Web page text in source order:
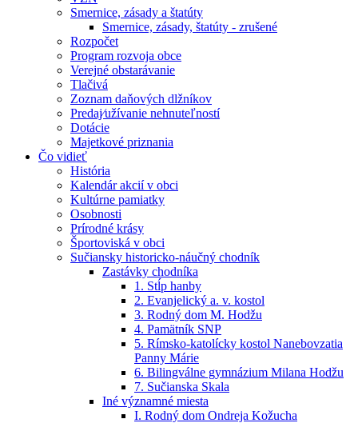
Smernice, zásady a štatúty
Smernice, zásady, štatúty - zrušené
Rozpočet
Program rozvoja obce
Verejné obstarávanie
Tlačivá
Zoznam daňových dlžníkov
Predaj⁄užívanie nehnuteľností
Dotácie
Majetkové priznania
Čo vidieť
História
Kalendár akcií v obci
Kultúrne pamiatky
Osobnosti
Prírodné krásy
Športoviská v obci
Sučiansky historicko-náučný chodník
Zastávky chodníka
1. Stĺp hanby
2. Evanjelický a. v. kostol
3. Rodný dom M. Hodžu
4. Pamätník SNP
5. Rímsko-katolícky kostol Nanebovzatia
Panny Márie
6. Bilingválne gymnázium Milana Hodžu
7. Sučianska Skala
Iné významné miesta
I. Rodný dom Ondreja Kožucha